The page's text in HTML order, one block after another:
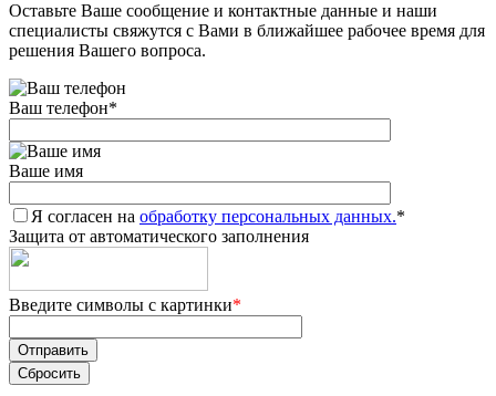
Оставьте Ваше сообщение и контактные данные и наши
специалисты свяжутся с Вами в ближайшее рабочее время для
решения Вашего вопроса.
Ваш телефон*
Ваше имя
Я согласен на обработку персональных данных.*
Защита от автоматического заполнения
Введите символы с картинки*